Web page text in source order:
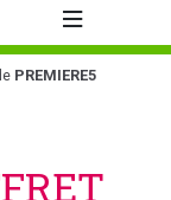
Afficher la
PREMIERE5